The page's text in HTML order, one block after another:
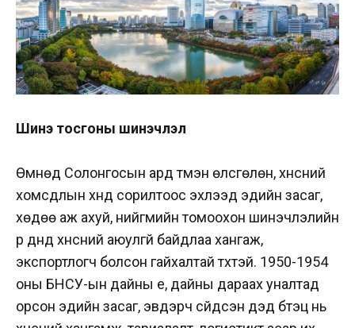
Шинэ тосгоны шинэчлэл
Өмнөд Солонгосын ард түмэн өлсгөлөн, хүнсний
хомсдлын хүнд сорилтоос эхлээд эдийн засаг,
хөдөө аж ахуй, нийгмийн томоохон шинэчлэлийн
үр дүнд хүнсний аюулгүй байдлаа хангаж,
экспортлогч болсон гайхалтай түүхтэй. 1950-1954
оны БНСУ-ын дайны үе, дайны дараах уналтад
орсон эдийн засаг, эвдэрч сүйдсэн дэд бүтэц нь